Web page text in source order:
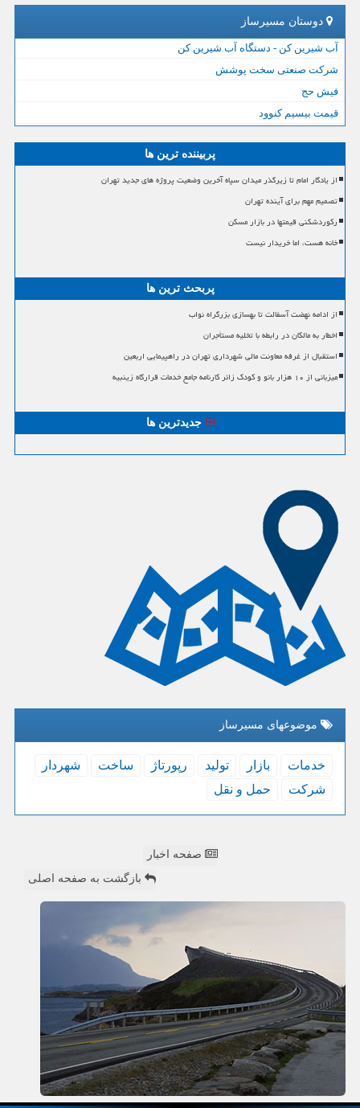
دوستان مسیرساز
آب شیرین کن - دستگاه آب شیرین کن
شرکت صنعتی سخت پوشش
فیش حج
قیمت بیسیم کنوود
پربیننده ترین ها
از یادگار امام تا زیرگذر میدان سپاه آخرین وضعیت پروژه های جدید تهران
تصمیم مهم برای آینده تهران
رکوردشکنی قیمتها در بازار مسکن
خانه هست، اما خریدار نیست
پربحث ترین ها
از ادامه نهضت آسفالت تا بهسازی بزرگراه نواب
اخطار به مالکان در رابطه با تخلیه مستأجران
استقبال از غرفه معاونت مالی شهرداری تهران در راهپیمایی اربعین
میزبانی از ۱۰ هزار بانو و کودک زائر کارنامه جامع خدمات قرارگاه زینبیه
جدیدترین ها
موضوعهای مسیرساز
خدمات بازار تولید رپورتاژ ساخت
شهردار
شركت
حمل و نقل
صفحه اخبار
بازگشت به صفحه اصلی